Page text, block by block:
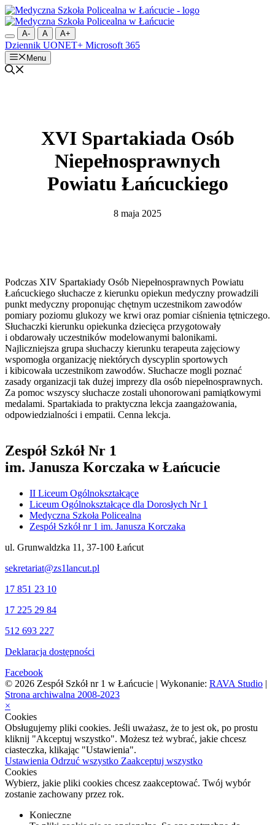
Przejdź
do
treściA- A A+
Dziennik UONET+ Microsoft 365
Menu
XVI Spartakiada Osób
Niepełnosprawnych
Powiatu Łańcuckiego
8 maja 2025
Podczas XIV Spartakiady Osób Niepełnosprawnych Powiatu
Łańcuckiego słuchacze z kierunku opiekun medyczny prowadzili
punkt medyczny proponując chętnym uczestnikom zawodów
pomiary poziomu glukozy we krwi oraz pomiar ciśnienia tętniczego.
Słuchaczki kierunku opiekunka dziecięca przygotowały
i obdarowały uczestników modelowanymi balonikami.
Najliczniejsza grupa słuchaczy kierunku terapeuta zajęciowy
wspomogła organizację niektórych dyscyplin sportowych
i kibicowała uczestnikom zawodów. Słuchacze mogli poznać
zasady organizacji tak dużej imprezy dla osób niepełnosprawnych.
Za pomoc wszyscy słuchacze zostali uhonorowani pamiątkowymi
medalami. Spartakiada to praktyczna lekcja zaangażowania,
odpowiedzialności i empatii. Cenna lekcja.
Zespół Szkół Nr 1
im. Janusza Korczaka w Łańcucie
II Liceum Ogólnokształcące
Liceum Ogólnokształcące dla Dorosłych Nr 1
Medyczna Szkoła Policealna
Zespół Szkół nr 1 im. Janusza Korczaka
ul. Grunwaldzka 11, 37-100 Łańcut
sekretariat@zs1lancut.pl
17 851 23 10
17 225 29 84
512 693 227
Deklaracja dostępności
Facebook
© 2026 Zespół Szkół nr 1 w Łańcucie | Wykonanie: RAVA Studio |
Strona archiwalna 2008-2023
×
Cookies
Obsługujemy pliki cookies. Jeśli uważasz, że to jest ok, po prostu
kliknij "Akceptuj wszystko". Możesz też wybrać, jakie chcesz
ciasteczka, klikając "Ustawienia".
Ustawienia Odrzuć wszystko Zaakceptuj wszystko
Cookies
Wybierz, jakie pliki cookies chcesz zaakceptować. Twój wybór
zostanie zachowany przez rok.
Konieczne